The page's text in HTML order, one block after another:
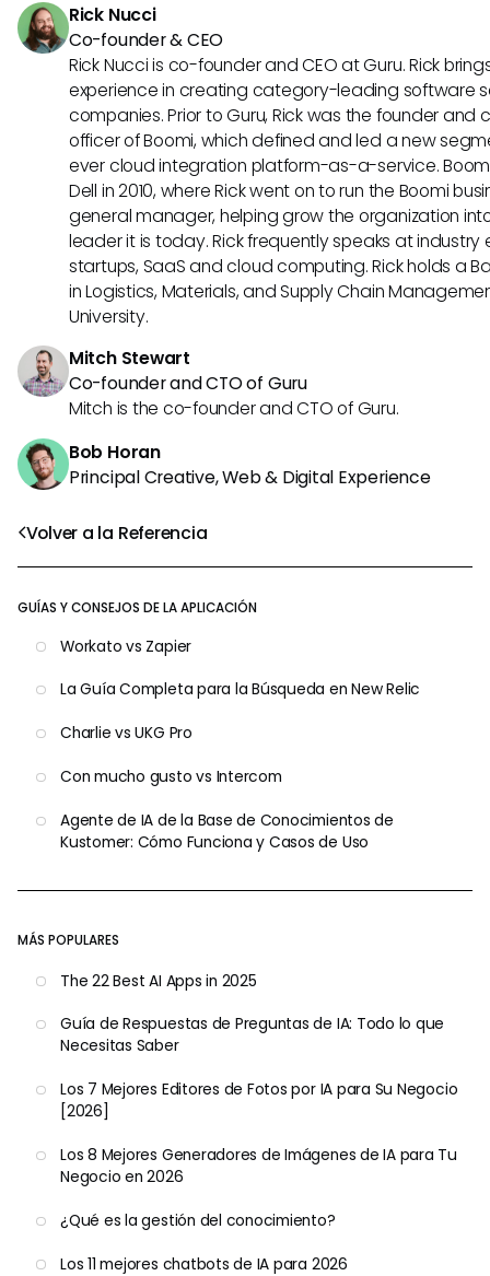
Volver a la Referencia
GUÍAS Y CONSEJOS DE LA APLICACIÓN
Workato vs Zapier
La Guía Completa para la Búsqueda en New Relic
Charlie vs UKG Pro
Con mucho gusto vs Intercom
Agente de IA de la Base de Conocimientos de
Kustomer: Cómo Funciona y Casos de Uso
MÁS POPULARES
The 22 Best AI Apps in 2025
Guía de Respuestas de Preguntas de IA: Todo lo que
Necesitas Saber
Los 7 Mejores Editores de Fotos por IA para Su Negocio
[2026]
Los 8 Mejores Generadores de Imágenes de IA para Tu
Negocio en 2026
¿Qué es la gestión del conocimiento?
Los 11 mejores chatbots de IA para 2026
Rick Nucci
Co-founder & CEO
Rick Nucci is co-founder and CEO at Guru. Rick
experience in creating category-leading software
companies. Prior to Guru, Rick was the founder and
officer of Boomi, which defined and led a new
ever cloud integration platform-as-a-service.
Dell in 2010, where Rick went on to run the Boomi
general manager, helping grow the organization
leader it is today. Rick frequently speaks at
startups, SaaS and cloud computing. Rick holds a
in Logistics, Materials, and Supply Chain
University.
Mitch Stewart
Co-founder and CTO of Guru
Mitch is the co-founder and CTO of Guru.
Bob Horan
Principal Creative, Web & Digital Experience